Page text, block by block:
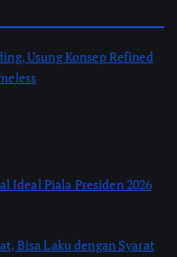
Usung Konsep Refined
Ideal Piala Presiden 2026
Bisa Laku dengan Syarat